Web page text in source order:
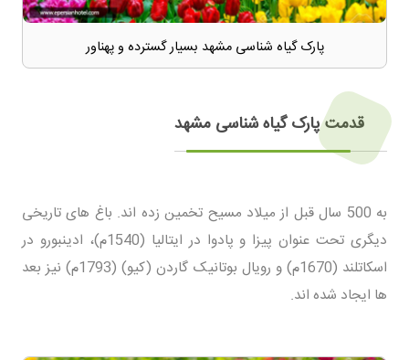
پارک گیاه شناسی مشهد بسیار گسترده و پهناور
قدمت پارک گیاه شناسی مشهد
به 500 سال قبل از میلاد مسیح تخمین زده اند. باغ های تاریخی
دیگری تحت عنوان پیزا و پادوا در ایتالیا (1540م)، ادینبورو در
اسکاتلند (1670م) و رویال بوتانیک گاردن (کیو) (1793م) نیز بعد
ها ایجاد شده اند.